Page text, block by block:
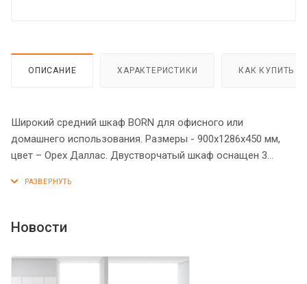
ОПИСАНИЕ ХАРАКТЕРИСТИКИ КАК КУПИТЬ
Широкий средний шкаф BORN для офисного или
домашнего использования. Размеры - 900х1286х450 мм,
цвет – Орех Даллас. Двустворчатый шкаф оснащен 3
из ЛДСП под цвет конструкции. На дверцах установлены
прочными силовыми креплениями – эксцентриковыми
Новости